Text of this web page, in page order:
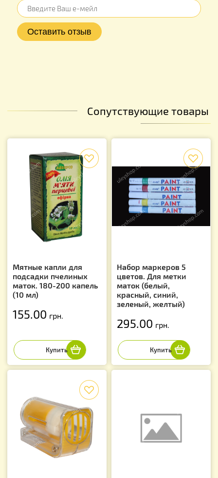
Сопутствующие товары
Мятные капли для
подсадки пчелиных
маток. 180-200 капель
(10 мл)
155.00 грн.
Набор маркеров 5
цветов. Для метки
маток (белый,
красный, синий,
зеленый, желтый)
295.00 грн.